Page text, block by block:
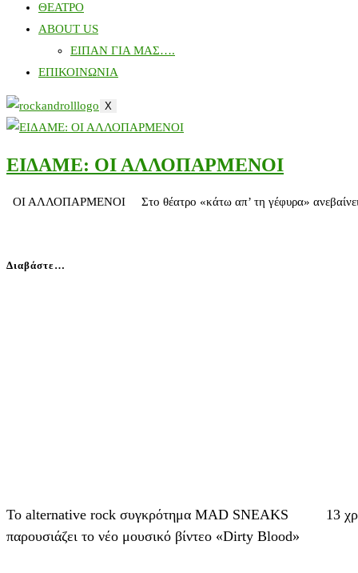
ΘΕΑΤΡΟ
ABOUT US
ΕΙΠΑΝ ΓΙΑ ΜΑΣ….
ΕΠΙΚΟΙΝΩΝΙΑ
X
ΕΙΔΑΜΕ: ΟΙ ΑΛΛΟΠΑΡΜΕΝΟΙ
ΟΙ ΑΛΛΟΠΑΡΜΕΝΟΙ Στο θέατρο «κάτω απ’ τη γέφυρα» ανεβαίνει
Διαβάστε…
Το alternative rock συγκρότημα MAD SNEAKS
παρουσιάζει το νέο μουσικό βίντεο «Dirty Blood»
13